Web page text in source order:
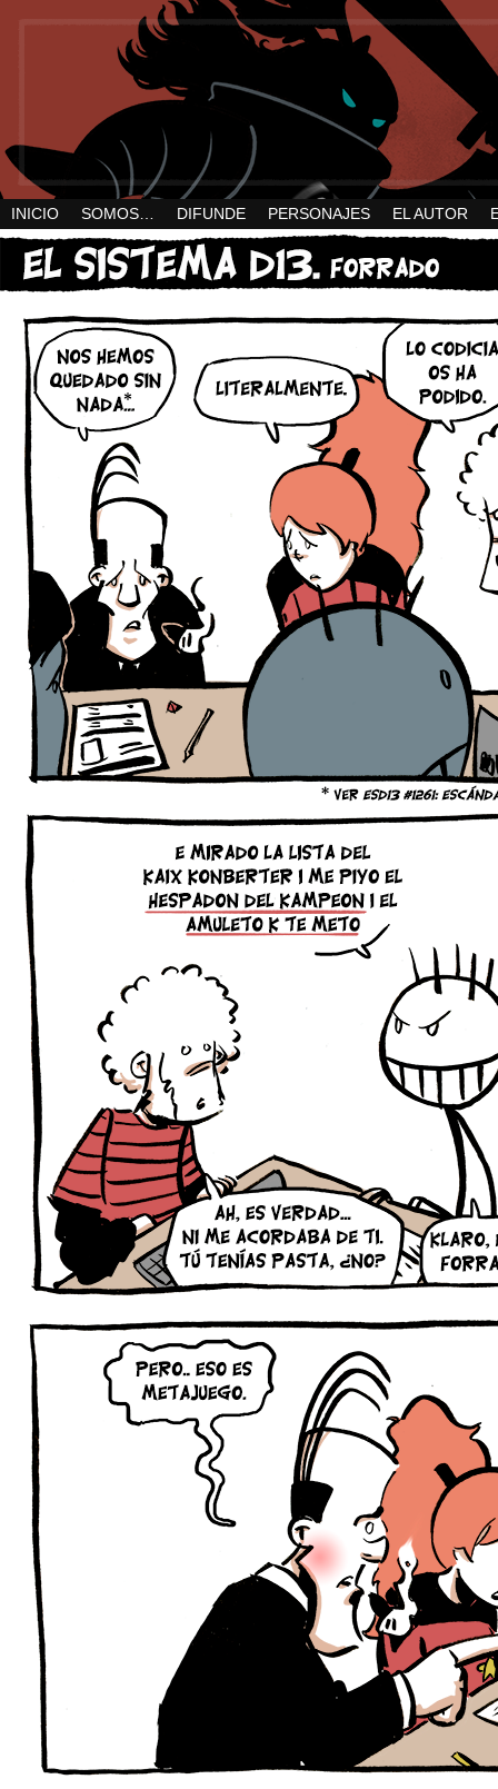
INICIO SOMOS… DIFUNDE PERSONAJES EL AUTOR